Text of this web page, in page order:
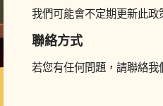
我們可能會不定期更新此政
聯絡方式
若您有任何問題，請聯絡我